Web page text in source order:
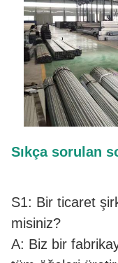
Sıkça sorulan
S1: Bir ticaret
misiniz?
A: Biz bir